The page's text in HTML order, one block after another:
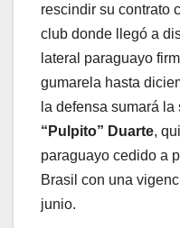
rescindir su contrato
club donde llegó a
lateral paraguayo
gumarela hasta
la defensa sumará
“Pulpito” Duarte,
paraguayo cedido a
Brasil con una
junio.